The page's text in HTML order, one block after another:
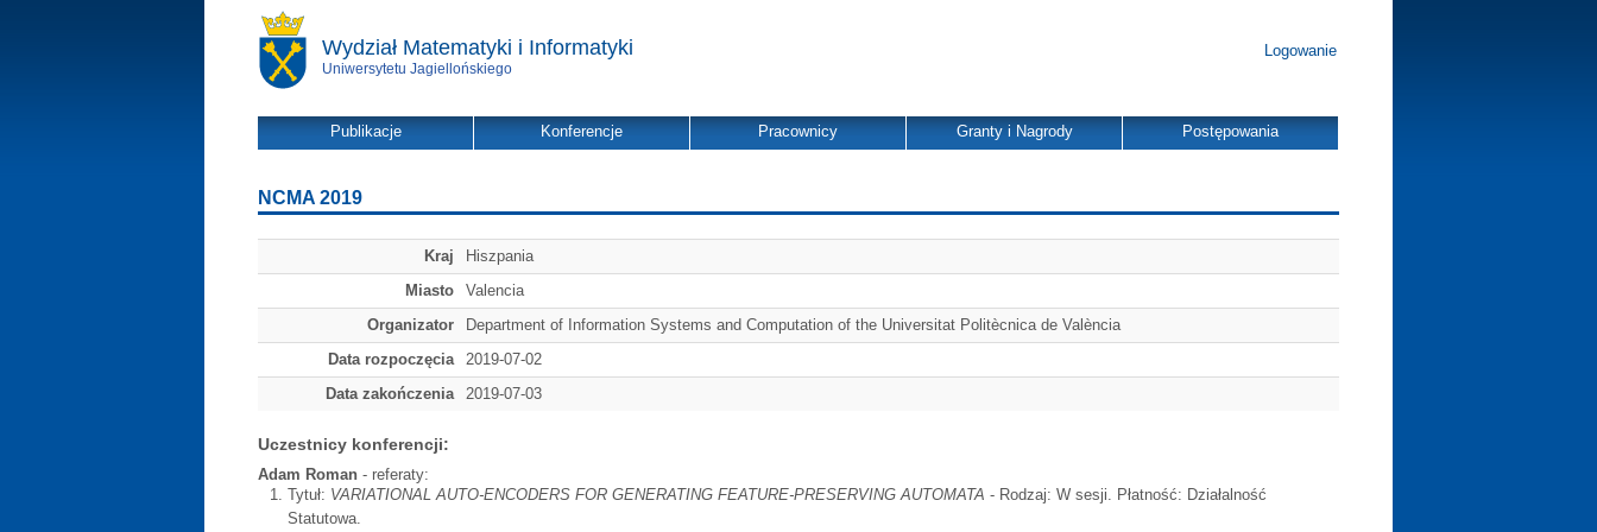
Wydział Matematyki i Informatyki
Uniwersytetu Jagiellońskiego
Logowanie
Publikacje Konferencje Pracownicy Granty i Nagrody Postępowania
NCMA 2019
Kraj
Hiszpania
Miasto
Valencia
Organizator
Department of Information Systems and Computation of the Universitat Politècnica de València
Data rozpoczęcia
2019-07-02
Data zakończenia
2019-07-03
Uczestnicy konferencji:
Adam Roman - referaty:
Tytuł: VARIATIONAL AUTO-ENCODERS FOR GENERATING FEATURE-PRESERVING AUTOMATA - Rodzaj: W sesji. Płatność: Działalność
Statutowa.